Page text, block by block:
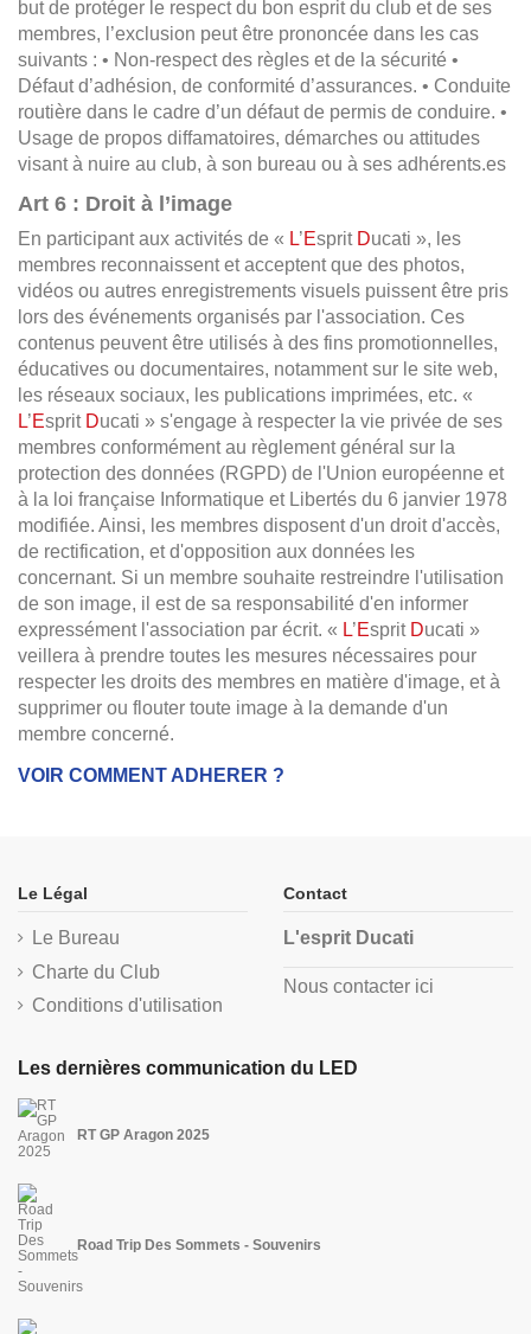
but de protéger le respect du bon esprit du club et de ses
membres, l’exclusion peut être prononcée dans les cas
suivants : • Non-respect des règles et de la sécurité •
Défaut d’adhésion, de conformité d’assurances. • Conduite
routière dans le cadre d’un défaut de permis de conduire. •
Usage de propos diffamatoires, démarches ou attitudes
visant à nuire au club, à son bureau ou à ses adhérents.es
Art 6 : Droit à l’image
En participant aux activités de « L’Esprit Ducati », les
membres reconnaissent et acceptent que des photos,
vidéos ou autres enregistrements visuels puissent être pris
lors des événements organisés par l'association. Ces
contenus peuvent être utilisés à des fins promotionnelles,
éducatives ou documentaires, notamment sur le site web,
les réseaux sociaux, les publications imprimées, etc. «
L’Esprit Ducati » s'engage à respecter la vie privée de ses
membres conformément au règlement général sur la
protection des données (RGPD) de l'Union européenne et
à la loi française Informatique et Libertés du 6 janvier 1978
modifiée. Ainsi, les membres disposent d'un droit d'accès,
de rectification, et d'opposition aux données les
concernant. Si un membre souhaite restreindre l'utilisation
de son image, il est de sa responsabilité d'en informer
expressément l'association par écrit. « L’Esprit Ducati »
veillera à prendre toutes les mesures nécessaires pour
respecter les droits des membres en matière d'image, et à
supprimer ou flouter toute image à la demande d'un
membre concerné.
VOIR COMMENT ADHERER ?
Le Légal
Le Bureau
Charte du Club
Conditions d'utilisation
Contact
L'esprit Ducati
Nous contacter ici
Les dernières communication du LED
RT GP Aragon 2025
Road Trip Des Sommets - Souvenirs